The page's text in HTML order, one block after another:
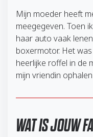
Mijn moeder heeft
meegegeven. Toen
haar auto vaak
boxermotor. Het
heerlijke roffel in de
mijn vriendin
WAT IS JOUW